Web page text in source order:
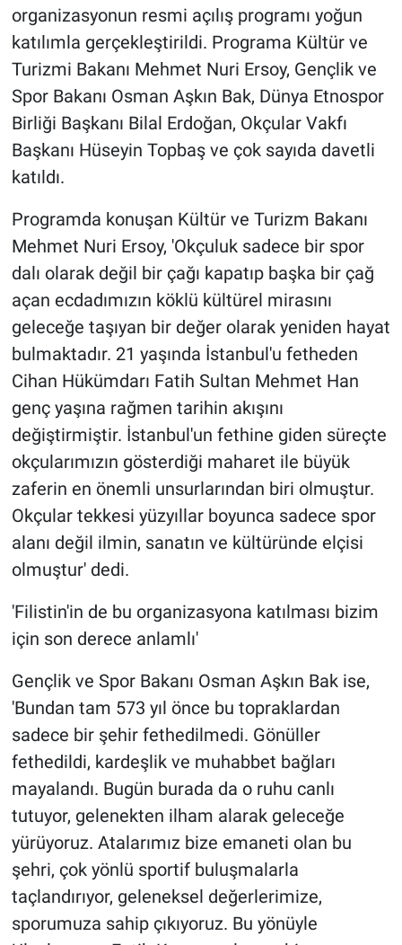
organizasyonun resmi açılış programı yoğun
katılımla gerçekleştirildi. Programa Kültür ve
Turizmi Bakanı Mehmet Nuri Ersoy, Gençlik ve
Spor Bakanı Osman Aşkın Bak, Dünya Etnospor
Birliği Başkanı Bilal Erdoğan, Okçular Vakfı
Başkanı Hüseyin Topbaş ve çok sayıda davetli
katıldı.
Programda konuşan Kültür ve Turizm Bakanı
Mehmet Nuri Ersoy, 'Okçuluk sadece bir spor
dalı olarak değil bir çağı kapatıp başka bir çağ
açan ecdadımızın köklü kültürel mirasını
geleceğe taşıyan bir değer olarak yeniden hayat
bulmaktadır. 21 yaşında İstanbul'u fetheden
Cihan Hükümdarı Fatih Sultan Mehmet Han
genç yaşına rağmen tarihin akışını
değiştirmiştir. İstanbul'un fethine giden süreçte
okçularımızın gösterdiği maharet ile büyük
zaferin en önemli unsurlarından biri olmuştur.
Okçular tekkesi yüzyıllar boyunca sadece spor
alanı değil ilmin, sanatın ve kültüründe elçisi
olmuştur' dedi.
'Filistin'in de bu organizasyona katılması bizim
için son derece anlamlı'
Gençlik ve Spor Bakanı Osman Aşkın Bak ise,
'Bundan tam 573 yıl önce bu topraklardan
sadece bir şehir fethedilmedi. Gönüller
fethedildi, kardeşlik ve muhabbet bağları
mayalandı. Bugün burada da o ruhu canlı
tutuyor, gelenekten ilham alarak geleceğe
yürüyoruz. Atalarımız bize emaneti olan bu
şehri, çok yönlü sportif buluşmalarla
taçlandırıyor, geleneksel değerlerimize,
sporumuza sahip çıkıyoruz. Bu yönüyle